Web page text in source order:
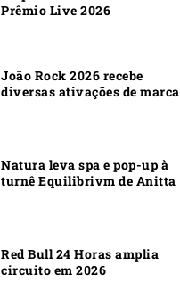
Prêmio Live 2026
João Rock 2026 recebe
diversas ativações de marca
Natura leva spa e pop-up à
turnê Equilibrivm de Anitta
Red Bull 24 Horas amplia
circuito em 2026